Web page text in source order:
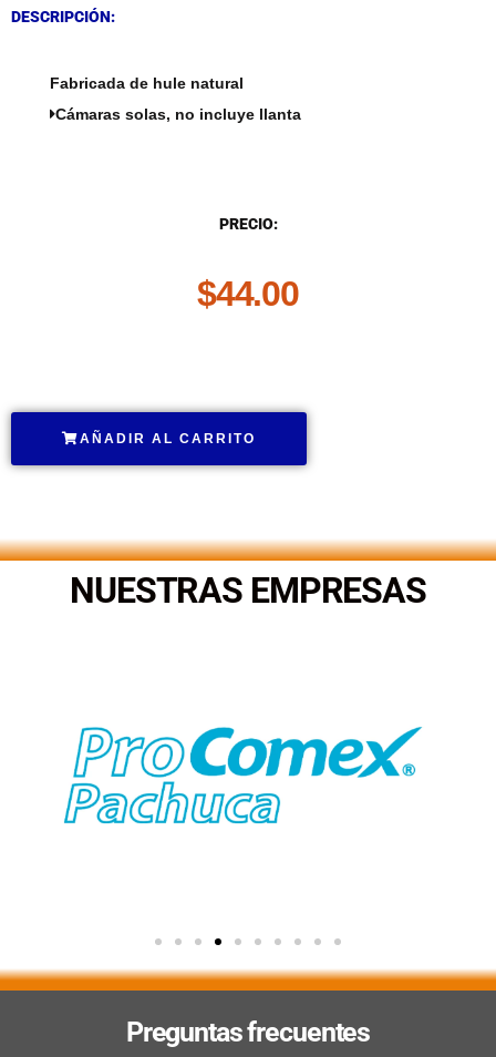
DESCRIPCIÓN:
Fabricada de hule natural
Cámaras solas, no incluye llanta
PRECIO:
$44.00
AÑADIR AL CARRITO
NUESTRAS EMPRESAS
Preguntas frecuentes